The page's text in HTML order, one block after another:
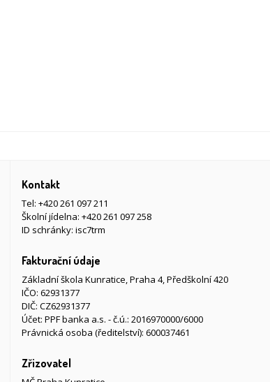
Kontakt
Tel: +420 261 097 211
Školní jídelna: +420 261 097 258
ID schránky: isc7trm
Fakturační údaje
Základní škola Kunratice, Praha 4, Předškolní 420
IČO: 62931377
DIČ: CZ62931377
Účet: PPF banka a.s. - č.ú.: 2016970000/6000
Právnická osoba (ředitelství): 600037461
Zřizovatel